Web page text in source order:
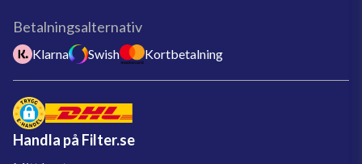
Betalningsalternativ
Klarna Swish Kortbetalning
Handla på Filter.se